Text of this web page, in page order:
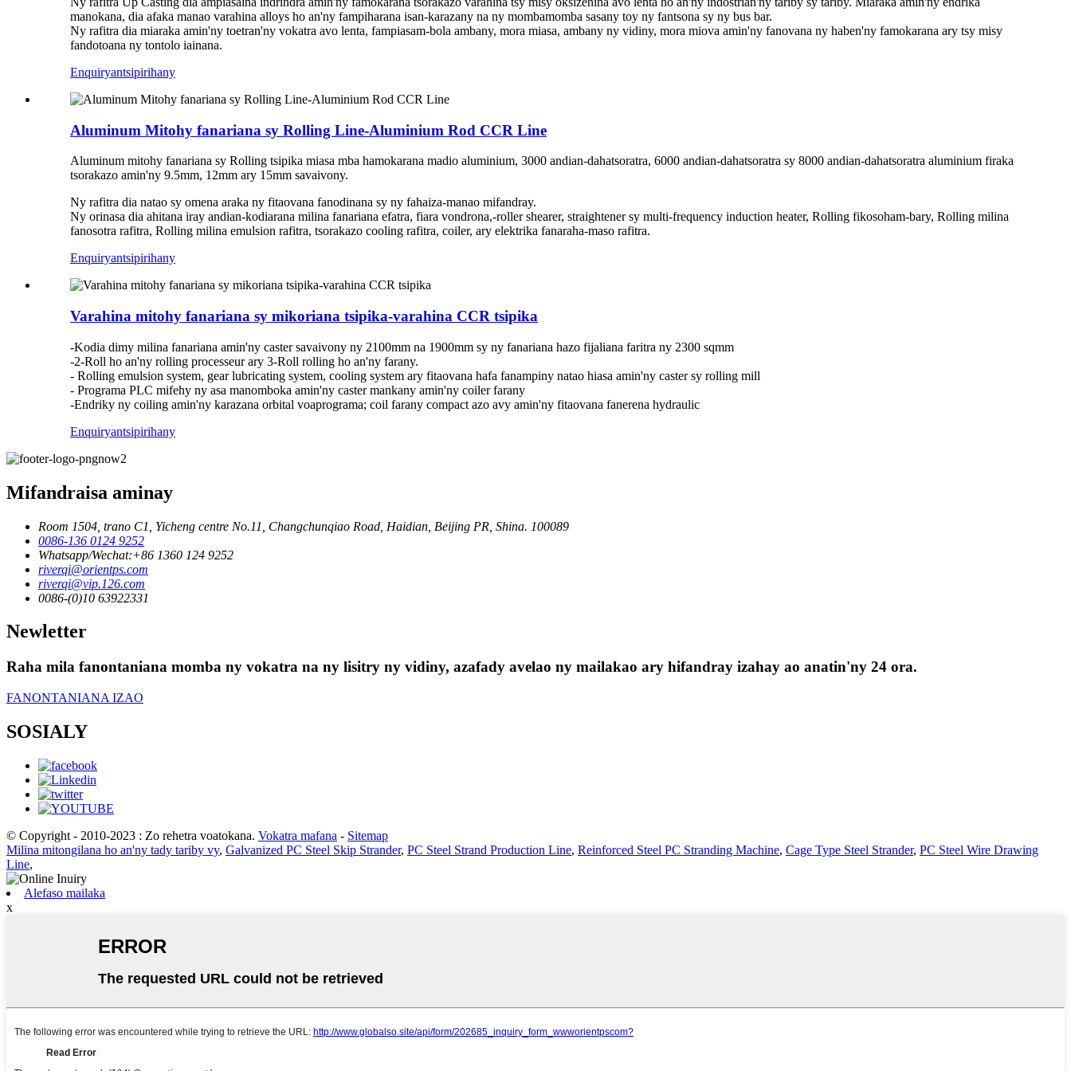
manokana, dia afaka manao varahina alloys ho an'ny fampiharana isan-karazany na ny mombamomba sasany toy ny fantsona sy ny bus bar.
Ny rafitra dia miaraka amin'ny toetran'ny vokatra avo lenta, fampiasam-bola ambany, mora miasa, ambany ny vidiny, mora miova amin'ny fanovana ny haben'ny famokarana ary tsy misy
fandotoana ny tontolo iainana.
Enquiryantsipirihany
Aluminum Mitohy fanariana sy Rolling Line-Aluminium Rod CCR Line
Aluminum mitohy fanariana sy Rolling tsipika miasa mba hamokarana madio aluminium, 3000 andian-dahatsoratra, 6000 andian-dahatsoratra sy 8000 andian-dahatsoratra aluminium firaka
tsorakazo amin'ny 9.5mm, 12mm ary 15mm savaivony.
Ny rafitra dia natao sy omena araka ny fitaovana fanodinana sy ny fahaiza-manao mifandray.
Ny orinasa dia ahitana iray andian-kodiarana milina fanariana efatra, fiara vondrona,-roller shearer, straightener sy multi-frequency induction heater, Rolling fikosoham-bary, Rolling milina
fanosotra rafitra, Rolling milina emulsion rafitra, tsorakazo cooling rafitra, coiler, ary elektrika fanaraha-maso rafitra.
Enquiryantsipirihany
Varahina mitohy fanariana sy mikoriana tsipika-varahina CCR tsipika
-Kodia dimy milina fanariana amin'ny caster savaivony ny 2100mm na 1900mm sy ny fanariana hazo fijaliana faritra ny 2300 sqmm
-2-Roll ho an'ny rolling processeur ary 3-Roll rolling ho an'ny farany.
- Rolling emulsion system, gear lubricating system, cooling system ary fitaovana hafa fanampiny natao hiasa amin'ny caster sy rolling mill
- Programa PLC mifehy ny asa manomboka amin'ny caster mankany amin'ny coiler farany
-Endriky ny coiling amin'ny karazana orbital voaprograma; coil farany compact azo avy amin'ny fitaovana fanerena hydraulic
Enquiryantsipirihany
Mifandraisa aminay
Room 1504, trano C1, Yicheng centre No.11, Changchunqiao Road, Haidian, Beijing PR, Shina. 100089
0086-136 0124 9252
Whatsapp/Wechat:+86 1360 124 9252
riverqi@orientps.com
riverqi@vip.126.com
0086-(0)10 63922331
Newletter
Raha mila fanontaniana momba ny vokatra na ny lisitry ny vidiny, azafady avelao ny mailakao ary hifandray izahay ao anatin'ny 24 ora.
FANONTANIANA IZAO
SOSIALY
© Copyright - 2010-2023 : Zo rehetra voatokana. Vokatra mafana - Sitemap
Milina mitongilana ho an'ny tady tariby vy, Galvanized PC Steel Skip Strander, PC Steel Strand Production Line, Reinforced Steel PC Stranding Machine, Cage Type Steel Strander, PC Steel Wire Drawing
Line,
Alefaso mailaka
x